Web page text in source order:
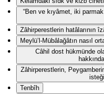
“Ben ve kıyâmet, iki
Zâhirperestlerin hatâlarının
Meylü’l-Mübâlağâtın nasıl
Câhil dost hükmünde
Zâhirperestlerin,
Tenbîh